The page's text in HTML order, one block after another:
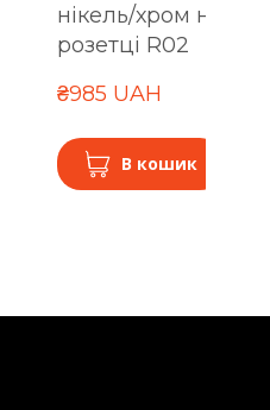
нікель/хром на
розетці R02
₴985 UAH
В кошик